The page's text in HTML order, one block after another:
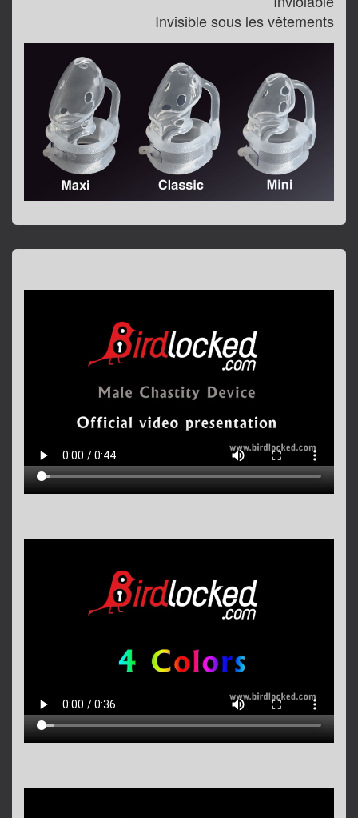
Invisible sous les vêtements